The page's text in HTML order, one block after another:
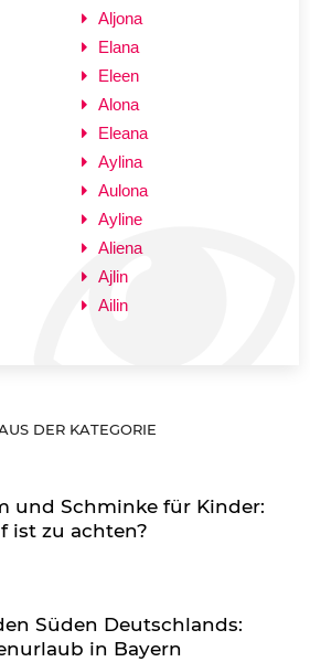
Aljona
Elana
Eleen
Alona
Eleana
Aylina
Aulona
Ayline
Aliena
Ajlin
Ailin
DER KATEGORIE
und Schminke für Kinder:
ist zu achten?
Süden Deutschlands:
in Bayern